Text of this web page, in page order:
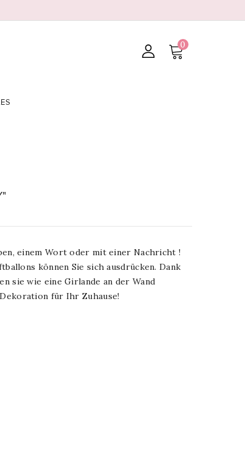
0
einem Wort oder mit einer Nachricht !
können Sie sich ausdrücken. Dank
sie wie eine Girlande an der Wand
für Ihr Zuhause!